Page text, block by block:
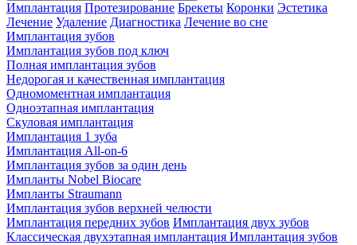
Имплантация Протезирование Брекеты Коронки Эстетика
Лечение Удаление Диагностика Лечение во сне
Имплантация зубов
Имплантация зубов под ключ
Полная имплантация зубов
Недорогая и качественная имплантация
Одномоментная имплантация
Одноэтапная имплантация
Скуловая имплантация
Имплантация 1 зуба
Имплантация All-on-6
Имплантация зубов за один день
Импланты Nobel Biocare
Импланты Straumann
Имплантация зубов верхней челюсти
Имплантация передних зубов Имплантация двух зубов
Классическая двухэтапная имплантация Имплантация зубов